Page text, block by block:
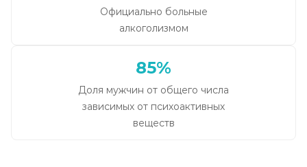
Официально больные
алкоголизмом
85%
Доля мужчин от общего числа
зависимых от психоактивных
веществ